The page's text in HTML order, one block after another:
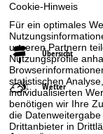
Cookie-Hinweis
Für ein optimales
unseren Partnern
Nutzungsprofile
statistischen
individualisierten
benötigen wir Ihre
die
Drittanbieter in
Übersicht
Wetter